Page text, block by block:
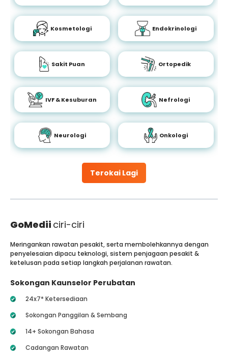
Terokai Lagi
Kosmetologi Endokrinologi
Sakit Puan Ortopedik
IVF & Kesuburan Nefrologi
Neurologi Onkologi
GoMedii ciri-ciri
Meringankan rawatan pesakit, serta membolehkannya dengan
penyelesaian dipacu teknologi, sistem penjagaan pesakit &
ketelusan pada setiap langkah perjalanan rawatan.
Sokongan Kaunselor Perubatan
24x7* Ketersediaan
Sokongan Panggilan & Sembang
14+ Sokongan Bahasa
Cadangan Rawatan